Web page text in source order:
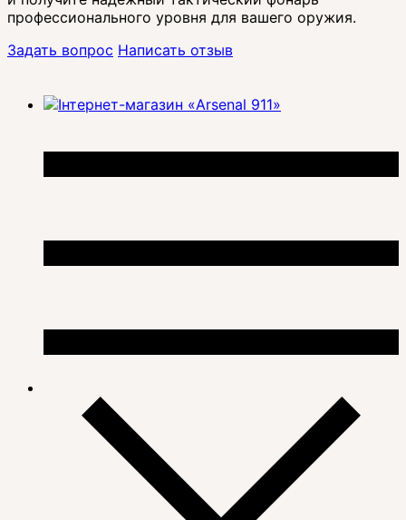
профессионального уровня для вашего оружия.
Задать вопрос Написать отзыв